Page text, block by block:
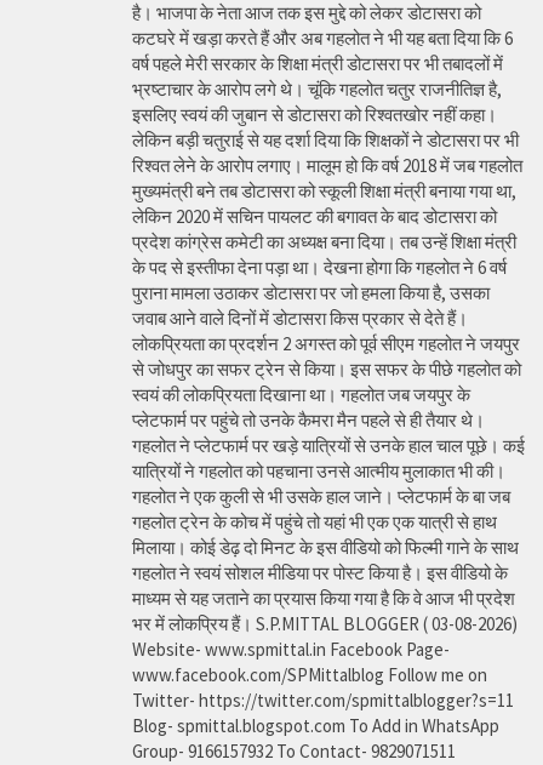
है। भाजपा के नेता आज तक इस मुद्दे को लेकर डोटासरा को
कटघरे में खड़ा करते हैं और अब गहलोत ने भी यह बता दिया कि 6
वर्ष पहले मेरी सरकार के शिक्षा मंत्री डोटासरा पर भी तबादलों में
भ्रष्टाचार के आरोप लगे थे। चूंकि गहलोत चतुर राजनीतिज्ञ है,
इसलिए स्वयं की जुबान से डोटासरा को रिश्वतखोर नहीं कहा।
लेकिन बड़ी चतुराई से यह दर्शा दिया कि शिक्षकों ने डोटासरा पर भी
रिश्वत लेने के आरोप लगाए। मालूम हो कि वर्ष 2018 में जब गहलोत
मुख्यमंत्री बने तब डोटासरा को स्कूली शिक्षा मंत्री बनाया गया था,
लेकिन 2020 में सचिन पायलट की बगावत के बाद डोटासरा को
प्रदेश कांग्रेस कमेटी का अध्यक्ष बना दिया। तब उन्हें शिक्षा मंत्री
के पद से इस्तीफा देना पड़ा था। देखना होगा कि गहलोत ने 6 वर्ष
पुराना मामला उठाकर डोटासरा पर जो हमला किया है, उसका
जवाब आने वाले दिनों में डोटासरा किस प्रकार से देते हैं।
लोकप्रियता का प्रदर्शन 2 अगस्त को पूर्व सीएम गहलोत ने जयपुर
से जोधपुर का सफर ट्रेन से किया। इस सफर के पीछे गहलोत को
स्वयं की लोकप्रियता दिखाना था। गहलोत जब जयपुर के
प्लेटफार्म पर पहुंचे तो उनके कैमरा मैन पहले से ही तैयार थे।
गहलोत ने प्लेटफार्म पर खड़े यात्रियों से उनके हाल चाल पूछे। कई
यात्रियों ने गहलोत को पहचाना उनसे आत्मीय मुलाकात भी की।
गहलोत ने एक कुली से भी उसके हाल जाने। प्लेटफार्म के बा जब
गहलोत ट्रेन के कोच में पहुंचे तो यहां भी एक एक यात्री से हाथ
मिलाया। कोई डेढ़ दो मिनट के इस वीडियो को फिल्मी गाने के साथ
गहलोत ने स्वयं सोशल मीडिया पर पोस्ट किया है। इस वीडियो के
माध्यम से यह जताने का प्रयास किया गया है कि वे आज भी प्रदेश
भर में लोकप्रिय हैं। S.P.MITTAL BLOGGER ( 03-08-2026)
Website- www.spmittal.in Facebook Page-
www.facebook.com/SPMittalblog Follow me on
Twitter- https://twitter.com/spmittalblogger?s=11
Blog- spmittal.blogspot.com To Add in WhatsApp
Group- 9166157932 To Contact- 9829071511